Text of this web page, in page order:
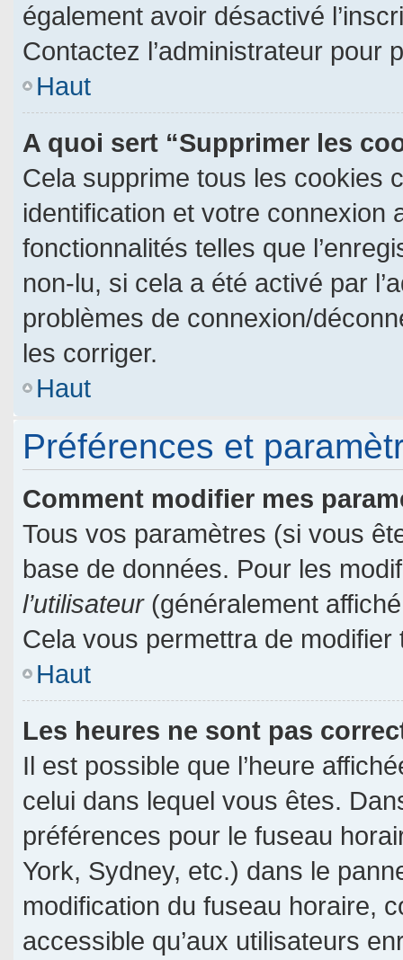
également avoir désactivé
Contactez l’administrateur pour
Haut
A quoi sert “Supprimer les
Cela supprime tous les cookies
identification et votre connexion
fonctionnalités telles que
non-lu, si cela a été activé par
problèmes de connexion/
les corriger.
Haut
Préférences et
Comment modifier mes
Tous vos paramètres (si vous
base de données. Pour les
l’utilisateur(généralement
Cela vous permettra de
Haut
Les heures ne sont pas
Il est possible que l’heure
celui dans lequel vous êtes.
préférences pour le fuseau
York, Sydney, etc.) dans le
modification du fuseau horaire,
accessible qu’aux utilisateurs